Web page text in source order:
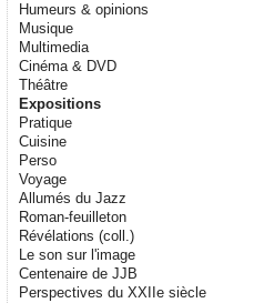
Humeurs & opinions
Musique
Multimedia
Cinéma & DVD
Théâtre
Expositions
Pratique
Cuisine
Perso
Voyage
Allumés du Jazz
Roman-feuilleton
Révélations (coll.)
Le son sur l'image
Centenaire de JJB
Perspectives du XXIIe siècle